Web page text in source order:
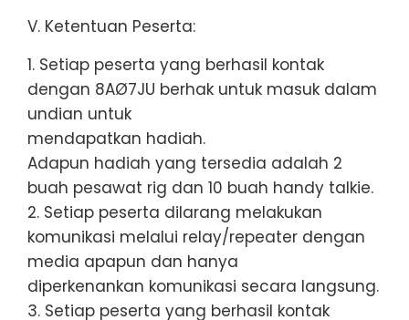
V. Ketentuan Peserta:
1. Setiap peserta yang berhasil kontak
dengan 8AØ7JU berhak untuk masuk dalam
undian untuk
mendapatkan hadiah.
Adapun hadiah yang tersedia adalah 2
buah pesawat rig dan 10 buah handy talkie.
2. Setiap peserta dilarang melakukan
komunikasi melalui relay/repeater dengan
media apapun dan hanya
diperkenankan komunikasi secara langsung.
3. Setiap peserta yang berhasil kontak